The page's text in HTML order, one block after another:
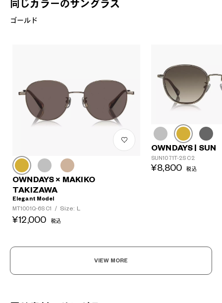
同じカラーのサングラス
ゴールド
OWNDAYS × MAKIKO
TAKIZAWA
Elegant Model
MT1001Q-6S C1
/ Size: L
¥12,000 税込
OWNDAYS | SUN
SUN1071T-2S C2
¥8,800 税込
VIEW MORE